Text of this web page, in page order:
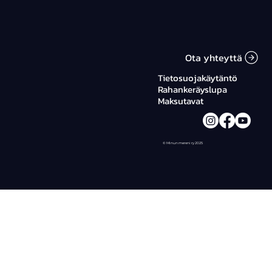
Ota yhteyttä
Tietosuojakäytäntö
Rahankeräyslupa
Maksutavat
© Minun mereni ry 2025